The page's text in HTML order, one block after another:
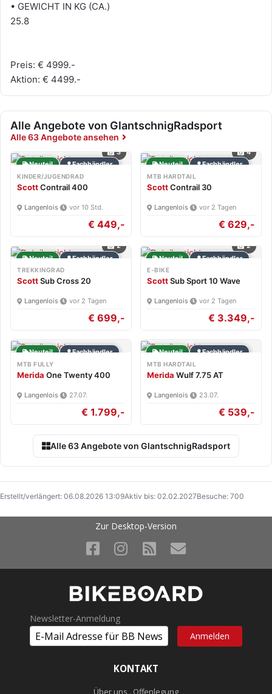
• GEWICHT IN KG (CA.)
25.8
Preis: € 4999.-
Aktion: € 4499.-
Alle Angebote von GlantschnigRadsport
Alle 63 Angebote ansehen
3
Neuteil
Fachhändler
KINDER/JUGENDRAD
ScottContrail 400
Langenlois· vor 10 Std.
€ 449,-
4
Neuteil
Fachhändler
MTB HARDTAIL
ScottContrail 30
Langenlois· vor 2 Tagen
€ 629,-
2
Neuteil
Fachhändler
TREKKINGRAD
ScottSub Cross 20
Langenlois· vor 2 Tagen
€ 699,-
2
Neuteil
Fachhändler
E-BIKE
ScottSub Sport 10 Wave
Langenlois· vor 2 Tagen
€ 3.349,-
Neuteil Fachhändler
MTB FULLY
Merida One Twenty 400
Langenlois· 27.07.
€ 1.799,-
Neuteil Fachhändler
MTB HARDTAIL
Merida Wulf 7.75 AT
Langenlois· 23.07.
€ 539,-
Alle 63 Angebote von GlantschnigRadsport
Erstellt/verlängert: 06.08.2026 13:09Aktiv bis: 02.02.2027Besuche: 700
Zur Desktop-Version
Newsletter-Anmeldung
KONTAKT